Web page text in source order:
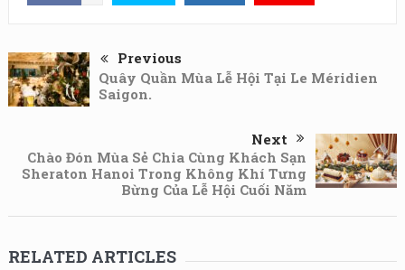
Previous
Quây Quần Mùa Lễ Hội Tại Le Méridien
Saigon.
Next
Chào Đón Mùa Sẻ Chia Cùng Khách Sạn
Sheraton Hanoi Trong Không Khí Tưng
Bừng Của Lễ Hội Cuối Năm
RELATED ARTICLES